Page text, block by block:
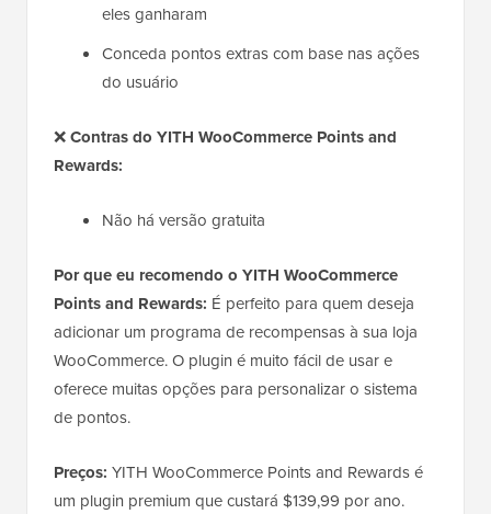
eles ganharam
Conceda pontos extras com base nas ações
do usuário
❌Contras do YITH WooCommerce Points and
Rewards:
Não há versão gratuita
Por que eu recomendo o YITH WooCommerce
Points and Rewards: É perfeito para quem deseja
adicionar um programa de recompensas à sua loja
WooCommerce. O plugin é muito fácil de usar e
oferece muitas opções para personalizar o sistema
de pontos.
Preços: YITH WooCommerce Points and Rewards é
um plugin premium que custará $139,99 por ano.